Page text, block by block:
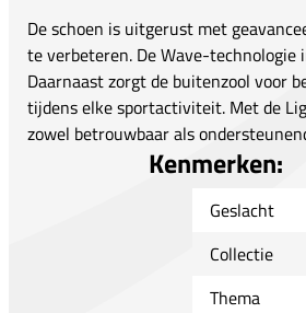
De schoen is uitgerust met
te verbeteren. De Wave-
Daarnaast zorgt de buitenzool voor
tijdens elke sportactiviteit. Met de
zowel betrouwbaar als
Kenmerken:
Geslacht
Collectie
Thema